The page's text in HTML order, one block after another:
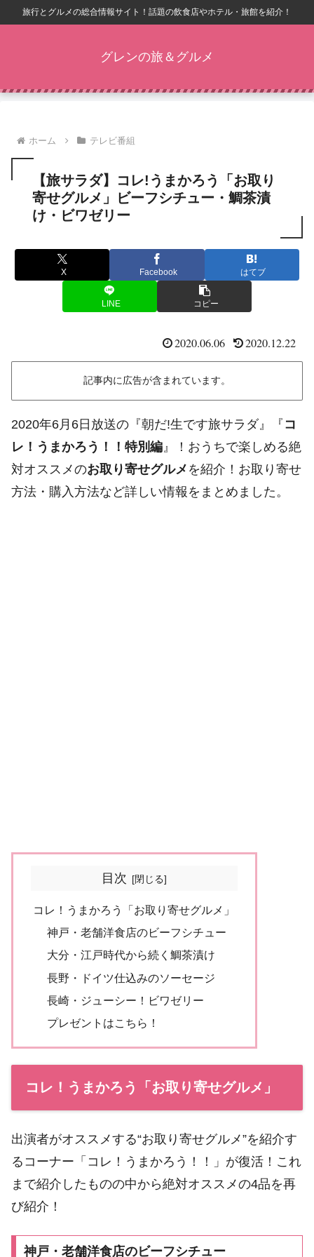
旅行とグルメの総合情報サイト！話題の飲食店やホテル・旅館を紹介！
グレンの旅＆グルメ
ホーム テレビ番組
【旅サラダ】コレ!うまかろう「お取り
寄せグルメ」ビーフシチュー・鯛茶漬
け・ビワゼリー
X Facebook はてブ
LINE コピー
2020.06.06 2020.12.22
記事内に広告が含まれています。
2020年6月6日放送の『朝だ!生です旅サラダ』『 コ
レ！うまかろう！！特別編 』！おうちで楽しめる絶
対オススメのお取り寄せグルメ を紹介！お取り寄せ
方法・購入方法など詳しい情報をまとめました。
目次
コレ！うまかろう「お取り寄せグルメ」
神戸・老舗洋食店のビーフシチュー
大分・江戸時代から続く鯛茶漬け
長野・ドイツ仕込みのソーセージ
長崎・ジューシー！ビワゼリー
プレゼントはこちら！
コレ！うまかろう「お取り寄せグルメ」
出演者がオススメする“お取り寄せグルメ”を紹介す
るコーナー「コレ！うまかろう！！」が復活！これ
まで紹介したものの中から絶対オススメの4品を再
び紹介！
神戸・老舗洋食店のビーフシチュー